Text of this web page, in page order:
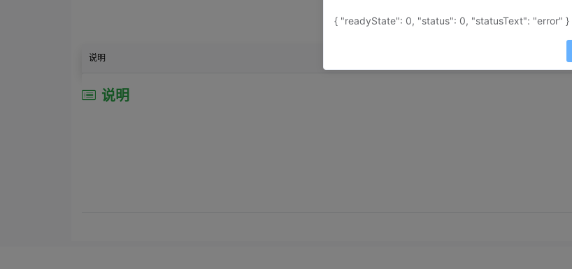
属性： 地图属性：
说明
说明
{ "readyState": 0, "status": 0, "statusText": "error" }